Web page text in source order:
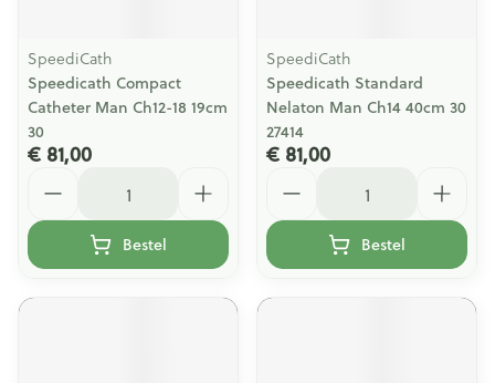
SpeediCath
Speedicath Compact
Catheter Man Ch12-18 19cm
30
€ 81,00
Bestel
SpeediCath
Speedicath Standard
Nelaton Man Ch14 40cm 30
27414
€ 81,00
Bestel